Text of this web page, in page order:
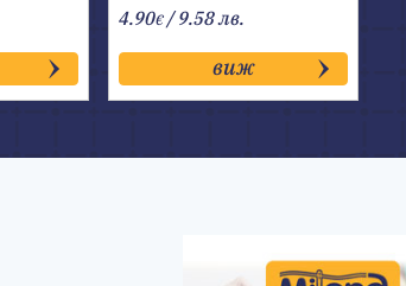
4.90€ / 9.58 лв.
виж